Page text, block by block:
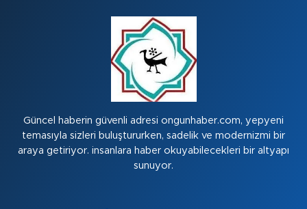
Güncel haberin güvenli adresi ongunhaber.com, yepyeni
temasıyla sizleri buluştururken, sadelik ve modernizmi bir
araya getiriyor. insanlara haber okuyabilecekleri bir altyapı
sunuyor.